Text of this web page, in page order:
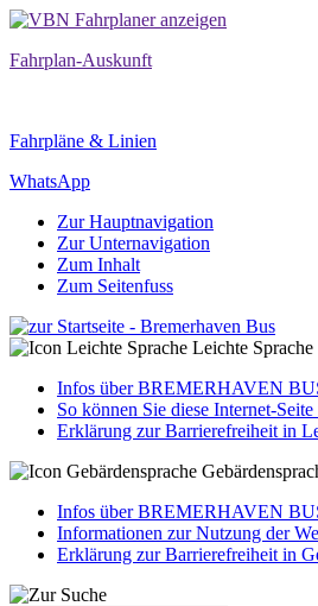
Fahrplan-Auskunft
Fahrpläne & Linien
WhatsApp
Zur Hauptnavigation
Zur Unternavigation
Zum Inhalt
Zum Seitenfuss
Leichte Sprache
Infos über BREMERHAVEN
So können Sie diese Internet-Seite
Erklärung zur Barrierefreiheit in
Infos über BREMERHAVEN
Informationen zur Nutzung der
Erklärung zur Barrierefreiheit in